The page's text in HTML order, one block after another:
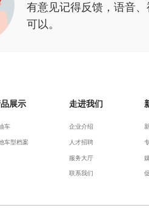
有意见记得反馈，语音
可以。
展示
车
车型档案
走进我们
企业介绍
人才招聘
服务大厅
联系我们